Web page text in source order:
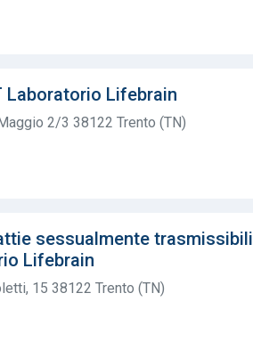
Laboratorio Lifebrain
2/3 38122 Trento (TN)
sessualmente trasmissibili
Lifebrain
15 38122 Trento (TN)